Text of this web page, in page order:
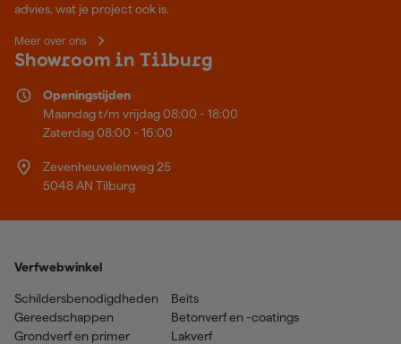
advies, wat je project ook is.
Meer over ons
Showroom in Tilburg
Openingstijden
Maandag t/m vrijdag 08:00 - 18:00
Zaterdag 08:00 - 16:00
Zevenheuvelenweg 25
5048 AN Tilburg
Verfwebwinkel
Schildersbenodigdheden
Gereedschappen
Grondverf en primer
Beits
Betonverf en -coatings
Lakverf